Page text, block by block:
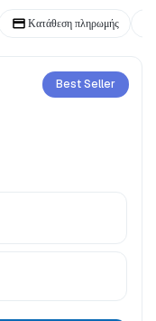
Κατάθεση πληρωμής
Best Seller